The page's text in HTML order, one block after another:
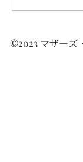
ィードバ
©2023 マザー